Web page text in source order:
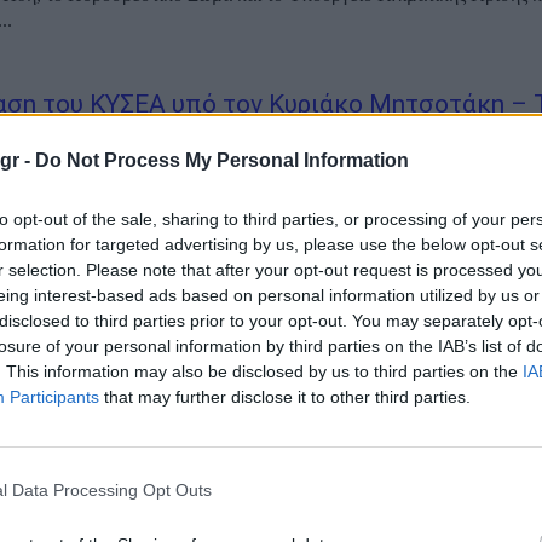
- Do Not Process My Personal Information
opt-out of the sale, sharing to third parties, or processing of your
for targeted advertising by us, please use the below opt-out
selection. Please note that after your opt-out request is processed
interest-based ads based on personal information utilized by us
to third parties prior to your opt-out. You may separately
of your personal information by third parties on the IAB’s list of
This information may also be disclosed by us to third parties on the
Participants that may further disclose it to other third parties.
Data Processing Opt Outs
του ΚΥΣΕΑ υπό τον Κυριάκο Μητσοτάκη –
του Κυβερνητικού Συμβουλίου Εθνικής Ασφάλειας,θα
στο Μέγαρο Μαξίμου. Ο Πρωθυπουργός Κυριάκος Μητσοτάκης
στις 10:00 το πρωί θα προεδρεύσει στην τακτική συνεδρίαση
Κυβερνητικού Συμβουλίου Εθνικής Ασφάλειας, στο Μέγαρο
από την επτάωρη συνεδρίαση της
του ΣΥΡΙΖΑ
την παραίτηση του Αλ. Τσίπρα από την ηγεσία. - Η Εφη Αχτσιόγλου